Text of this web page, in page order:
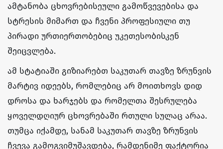
ამტანობა ცხოვრებისეული გამოწვევებისა და
სტრესის მიმართ და ჩვენი პროფესიული თუ
პირადი ურთიერთობებიც უკეთესობისკენ
შეიცვლება.
ამ სტატიაში გიზიარებთ საკუთარ თავზე ზრუნვის
მარტივ იდეებს, რომლებიც არ მოითხოვს დიდ
დროსა და ხარჯებს და რომელთა შესრულება
ყოველდღიურ ცხოვრებაში რთული სულაც არაა.
თუმცა იქამდე, სანამ საკუთარ თავზე ზრუნვის
ჩვევა გამოგვიმუშავდება, რამდენიმე ფაქტორია